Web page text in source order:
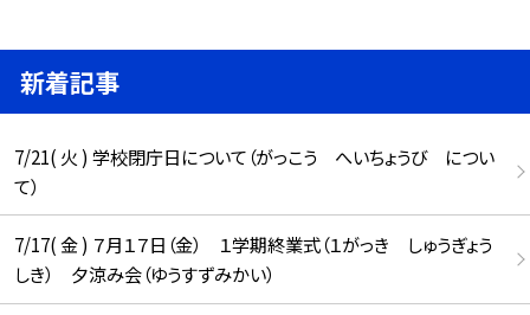
新着記事
7/21( 火 ) 学校閉庁日について（がっこう へいちょうび につい
て）
7/17( 金 ) ７月１７日（金） １学期終業式（１がっき しゅうぎょう
しき） 夕涼み会（ゆうすずみかい）